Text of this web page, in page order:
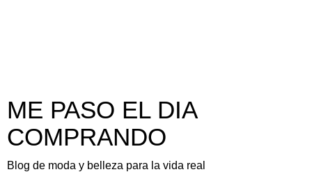
ME PASO EL DIA
COMPRANDO
Blog de moda y belleza para la vida real